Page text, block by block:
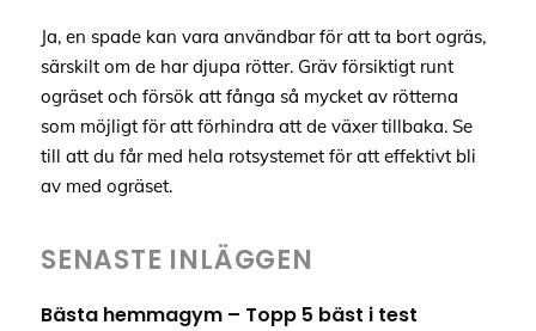
Ja, en spade kan vara användbar för att ta bort ogräs,
särskilt om de har djupa rötter. Gräv försiktigt runt
ogräset och försök att fånga så mycket av rötterna
som möjligt för att förhindra att de växer tillbaka. Se
till att du får med hela rotsystemet för att effektivt bli
av med ogräset.
SENASTE INLÄGGEN
Bästa hemmagym – Topp 5 bäst i test